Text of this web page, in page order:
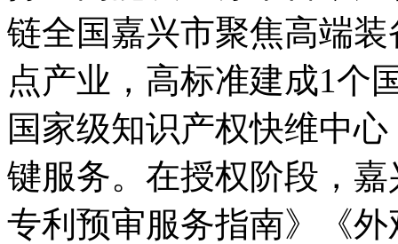
链全国嘉兴市聚焦高端
点产业，高标准建成1个
国家级知识产权快维中
键服务。在授权阶段，
专利预审服务指南》《